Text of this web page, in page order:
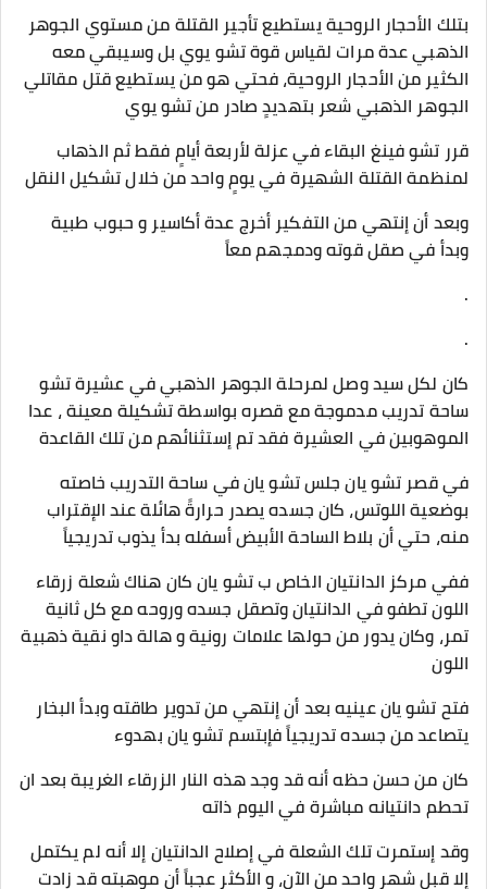
بتلك الأحجار الروحية يستطيع تأجير القتلة من مستوي الجوهر
الذهبي عدة مرات لقياس قوة تشو يوي بل وسيبقي معه
الكثير من الأحجار الروحية، فحتي هو من يستطيع قتل مقاتلي
الجوهر الذهبي شعر بتهديدٍ صادر من تشو يوي
قرر تشو فينغ البقاء في عزلة لأربعة أيامٍ فقط ثم الذهاب
لمنظمة القتلة الشهيرة في يومٍ واحد من خلال تشكيل النقل
وبعد أن إنتهي من التفكير أخرج عدة أكاسير و حبوب طبية
وبدأ في صقل قوته ودمجهم معاً
.
.
كان لكل سيد وصل لمرحلة الجوهر الذهبي في عشيرة تشو
ساحة تدريب مدموجة مع قصره بواسطة تشكيلة معينة ، عدا
الموهوبين في العشيرة فقد تم إستثنائهم من تلك القاعدة
في قصر تشو يان جلس تشو يان في ساحة التدريب خاصته
بوضعية اللوتس، كان جسده يصدر حرارةً هائلة عند الإقتراب
منه، حتي أن بلاط الساحة الأبيض أسفله بدأ يذوب تدريجياً
ففي مركز الدانتيان الخاص ب تشو يان كان هناك شعلة زرقاء
اللون تطفو في الدانتيان وتصقل جسده وروحه مع كل ثانية
تمر، وكان يدور من حولها علامات رونية و هالة داو نقية ذهبية
اللون
فتح تشو يان عينيه بعد أن إنتهي من تدوير طاقته وبدأ البخار
يتصاعد من جسده تدريجياً فإبتسم تشو يان بهدوء
كان من حسن حظه أنه قد وجد هذه النار الزرقاء الغريبة بعد ان
تحطم دانتيانه مباشرة في اليوم ذاته
وقد إستمرت تلك الشعلة في إصلاح الدانتيان إلا أنه لم يكتمل
إلا قبل شهرٍ واحد من الآن، و الأكثر عجباً أن موهبته قد زادت